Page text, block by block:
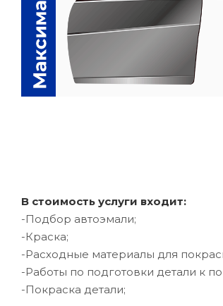
В стоимость услуги входит:
-Подбор автоэмали;
-Краска;
-Расходные материалы для
-Работы по подготовки детали к
-Покраска детали;